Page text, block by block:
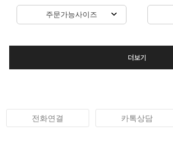
주문가능사이즈
더보기
전화연결 카톡상담